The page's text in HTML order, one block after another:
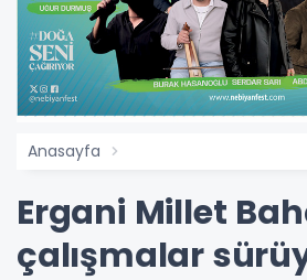
Anasayfa
Ergani Millet
çalışmalar